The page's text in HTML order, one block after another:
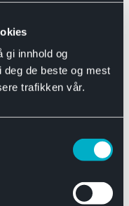
gi innhold og
deg de beste og mest
trafikken vår.
og motor